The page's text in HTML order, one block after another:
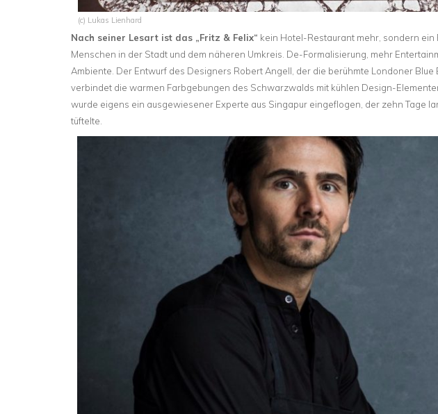
(c) Lukas Lienhard
Nach seiner Lesart ist das „Fritz & Felix“ kein Hotel-Restaurant mehr, sondern ein
Menschen in der Stadt und dem näheren Umkreis. De-Formalisierung, mehr
Ambiente. Der Entwurf des Designers Robert Angell, der die berühmte Londoner Blue
verbindet die warmen Farbgebungen des Schwarzwalds mit kühlen Design-
wurde eigens ein ausgewiesener Experte aus Singapur eingeflogen, der zehn Tage
tüftelte.